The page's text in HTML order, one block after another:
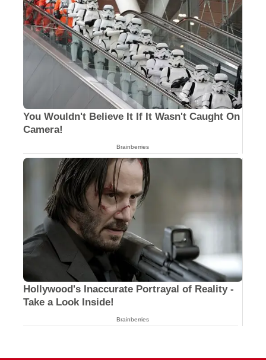
You Wouldn't Believe It If It Wasn't Caught On
Camera!
Brainberries
Hollywood's Inaccurate Portrayal of Reality -
Take a Look Inside!
Brainberries